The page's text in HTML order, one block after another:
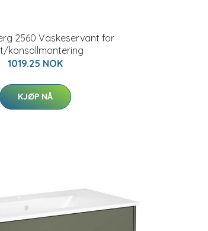
2560 Vaskeservant for
konsollmontering
1019.25 NOK
KJØP NÅ